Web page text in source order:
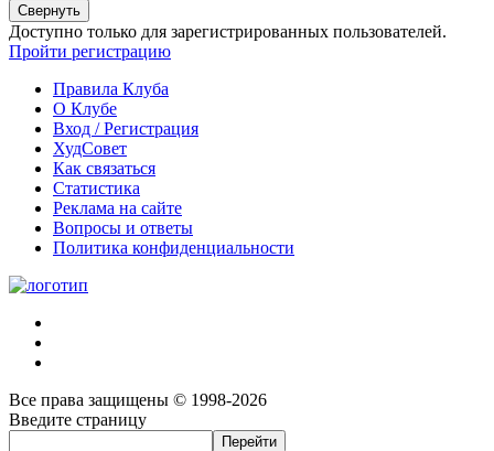
Свернуть
Доступно только для зарегистрированных пользователей.
Пройти регистрацию
Правила Клуба
О Клубе
Вход / Регистрация
ХудСовет
Как связаться
Статистика
Реклама на сайте
Вопросы и ответы
Политика конфиденциальности
Все права защищены © 1998-2026
Введите страницу